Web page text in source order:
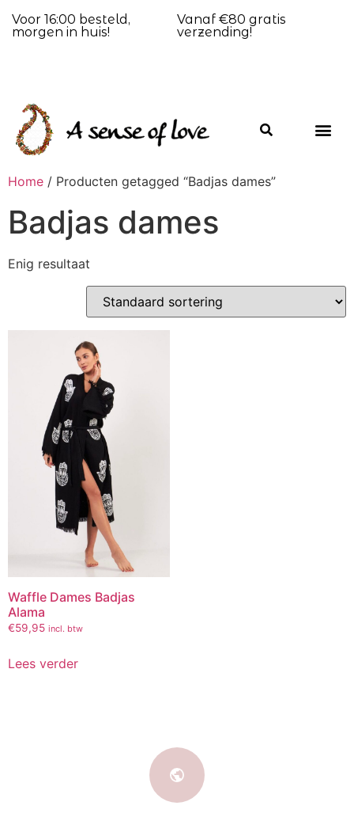
Voor 16:00 besteld,
morgen in huis!
Vanaf €80 gratis
verzending!
Home / Producten getagged “Badjas dames”
Badjas dames
Enig resultaat
Waffle Dames Badjas
Alama
€59,95 incl. btw
Lees verder